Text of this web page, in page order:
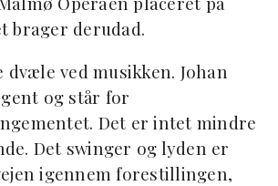
brager derudad.
dvæle ved musikken. Johan
og står for
Det er intet mindre
Det swinger og lyden er
igennem forestillingen,